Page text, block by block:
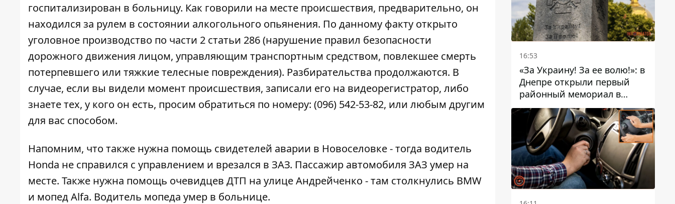
госпитализирован в больницу. Как говорили на месте происшествия, предварительно, он
находился за рулем в состоянии алкогольного опьянения. По данному факту открыто
уголовное производство по части 2 статьи 286 (нарушение правил безопасности
дорожного движения лицом, управляющим транспортным средством, повлекшее смерть
потерпевшего или тяжкие телесные повреждения). Разбирательства продолжаются. В
случае, если вы видели момент происшествия, записали его на видеорегистратор, либо
знаете тех, у кого он есть, просим обратиться по номеру: (096) 542-53-82, или любым другим
для вас способом.
Напомним, что также нужна помощь свидетелей аварии в Новоселовке - тогда водитель
Honda не справился с управлением и врезался в ЗАЗ. Пассажир автомобиля ЗАЗ умер на
месте. Также нужна помощь очевидцев ДТП на улице Андрейченко - там столкнулись BMW
и мопед Alfa. Водитель мопеда умер в больнице.
16:53
«За Украину! За ее волю!»: в
Днепре открыли первый
районный мемориал в
честь погибших
Защитников